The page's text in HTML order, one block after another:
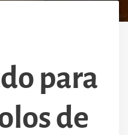
para
de